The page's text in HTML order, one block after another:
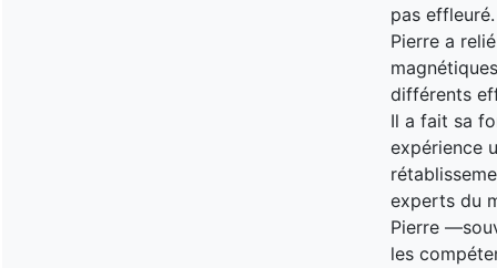
pas effleuré.
Pierre a
différents
Il a fait sa
expérience
experts du
Pierre
les